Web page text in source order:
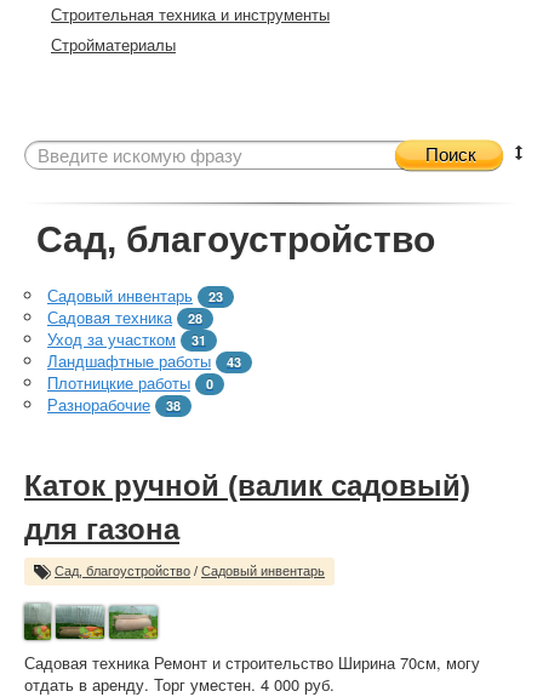
Строительная техника и инструменты
Стройматериалы
Поиск
Сад, благоустройство
Садовый инвентарь 23
Садовая техника 28
Уход за участком 31
Ландшафтные работы 43
Плотницкие работы 0
Разнорабочие 38
Каток ручной (валик садовый)
для газона
Сад, благоустройство / Садовый инвентарь
Садовая техника Ремонт и строительство Ширина 70см, могу
отдать в аренду. Торг уместен. 4 000 руб.